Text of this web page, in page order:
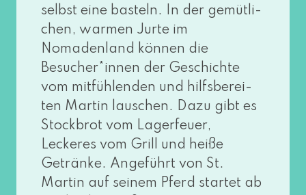
selbst eine bas­teln. In der gemüt­li­
chen, war­men Jurte im
Nomadenland kön­nen die
Besucher*innen der Geschichte
vom mit­füh­len­den und hilfs­be­rei­
ten Martin lau­schen. Dazu gibt es
Stockbrot vom Lagerfeuer,
Leckeres vom Grill und hei­ße
Getränke. Angeführt von St.
Martin auf sei­nem Pferd star­tet ab